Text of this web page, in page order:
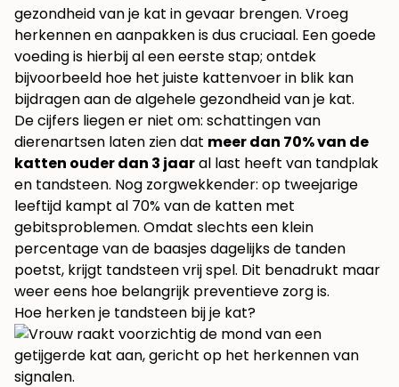
gezondheid van je kat in gevaar brengen. Vroeg
herkennen en aanpakken is dus cruciaal. Een goede
voeding is hierbij al een eerste stap; ontdek
bijvoorbeeld hoe het juiste kattenvoer in blik kan
bijdragen aan de algehele gezondheid van je kat.
De cijfers liegen er niet om: schattingen van
dierenartsen laten zien dat meer dan 70% van de
katten ouder dan 3 jaaral last heeft van tandplak
en tandsteen. Nog zorgwekkender: op tweejarige
leeftijd kampt al 70% van de katten met
gebitsproblemen. Omdat slechts een klein
percentage van de baasjes dagelijks de tanden
poetst, krijgt tandsteen vrij spel. Dit benadrukt maar
weer eens hoe belangrijk preventieve zorg is.
Hoe herken je tandsteen bij je kat?